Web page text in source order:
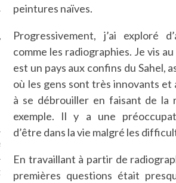
CARAVELLE
PODCAST
peintures naïves.
Progressivement, j’ai exploré
comme les radiographies. Je vis
est un pays aux confins du Sahel,
où les gens sont très innovants
à se débrouiller en faisant de la
exemple. Il y a une
d’être dans la vie malgré les
En travaillant à partir de
premières questions était